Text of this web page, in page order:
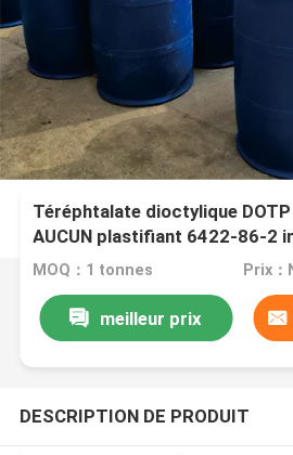
Téréphtalate dioctylique DOTP
AUCUN plastifiant 6422-86-2
mortier
MOQ：1 tonnes Prix
meilleur prix
DESCRIPTION DE PRODUIT